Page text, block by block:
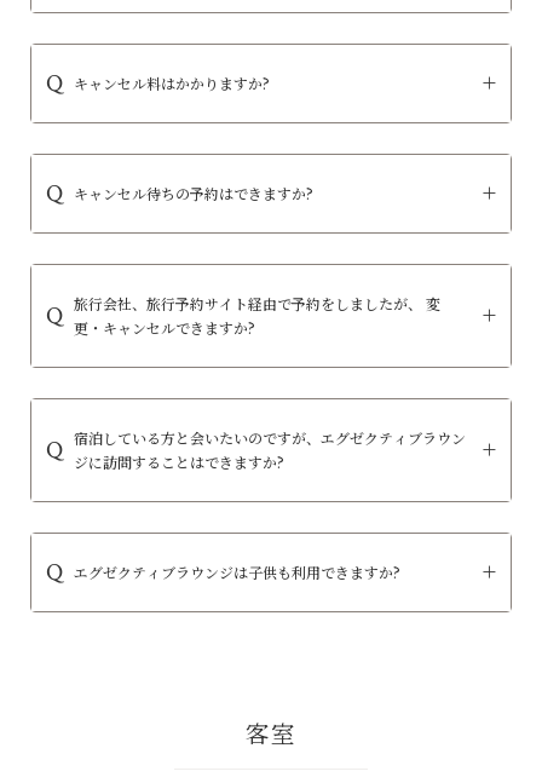
キャンセル料はかかりますか?
キャンセル待ちの予約はできますか?
旅行会社、旅行予約サイト経由で予約をしましたが、 変
更・キャンセルできますか?
宿泊している方と会いたいのですが、エグゼクティブラウン
ジに訪問することはできますか?
エグゼクティブラウンジは子供も利用できますか?
客室